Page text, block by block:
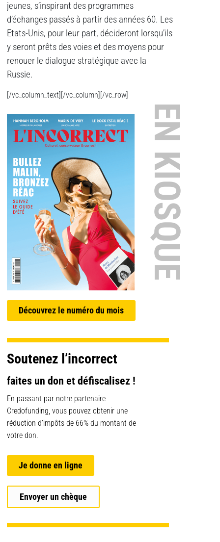
jeunes, s’inspirant des programmes
d’échanges passés à partir des années 60. Les
Etats-Unis, pour leur part, décideront lorsqu’ils
y seront prêts des voies et des moyens pour
renouer le dialogue stratégique avec la
Russie.
[/vc_column_text][/vc_column][/vc_row]
EN KIOSQUE
Découvrez le numéro du mois
Soutenez l’incorrect
faites un don et défiscalisez !
En passant par notre partenaire
Credofunding, vous pouvez obtenir une
réduction d’impôts de 66% du montant de
votre don.
Je donne en ligne
Envoyer un chèque